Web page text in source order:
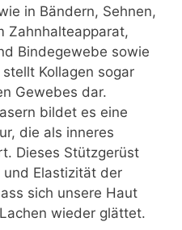
in Bändern, Sehnen,
Zahnhalteapparat,
Bindegewebe sowie
Kollagen sogar
Gewebes dar.
bildet es eine
die als inneres
Dieses Stützgerüst
Elastizität der
sich unsere Haut
wieder glättet.